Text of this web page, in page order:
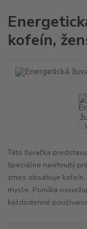
kofeín,
Táto žuvačka
špeciálne navrhnutý
zmes obsahuje
mysle. Ponúka
každodenné